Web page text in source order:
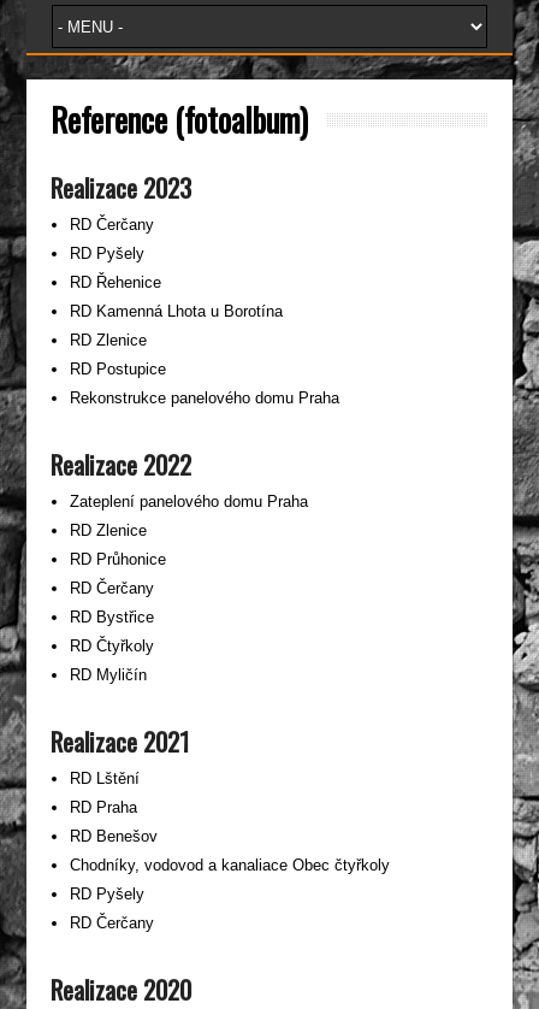
Reference (fotoalbum)
Realizace 2023
RD Čerčany
RD Pyšely
RD Řehenice
RD Kamenná Lhota u Borotína
RD Zlenice
RD Postupice
Rekonstrukce panelového domu Praha
Realizace 2022
Zateplení panelového domu Praha
RD Zlenice
RD Průhonice
RD Čerčany
RD Bystřice
RD Čtyřkoly
RD Myličín
Realizace 2021
RD Lštění
RD Praha
RD Benešov
Chodníky, vodovod a kanaliace Obec čtyřkoly
RD Pyšely
RD Čerčany
Realizace 2020